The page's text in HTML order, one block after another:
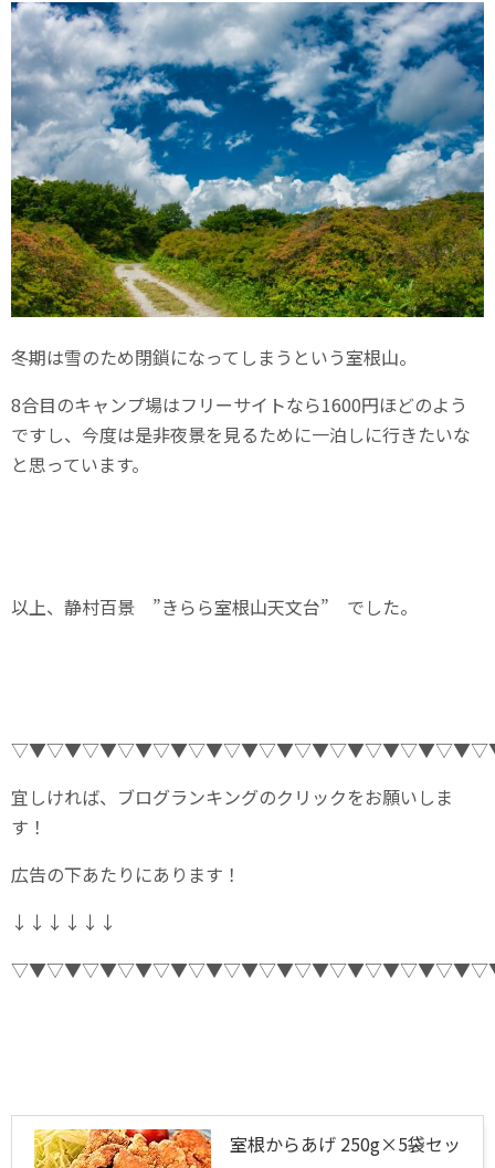
冬期は雪のため閉鎖になってしまうという室根山。
8合目のキャンプ場はフリーサイトなら1600円ほどのよう
ですし、今度は是非夜景を見るために一泊しに行きたいな
と思っています。
以上、静村百景 ”きらら室根山天文台” でした。
宜しければ、ブログランキングのクリックをお願いしま
す！
広告の下あたりにあります！
↓↓↓↓↓↓
室根からあげ 250g×5袋セッ